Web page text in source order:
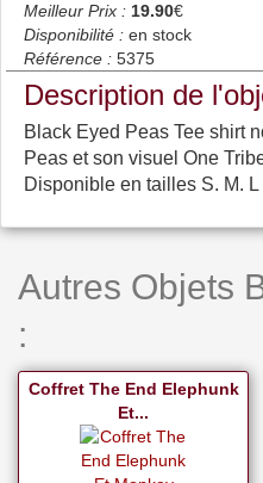
Meilleur Prix : 19.90€
Disponibilité : en stock
Référence : 5375
Description de
Black Eyed Peas Tee shirt
Peas et son visuel One
Disponible en tailles S. M. L
Autres Objets
:
Coffret The End Elephunk
Et...